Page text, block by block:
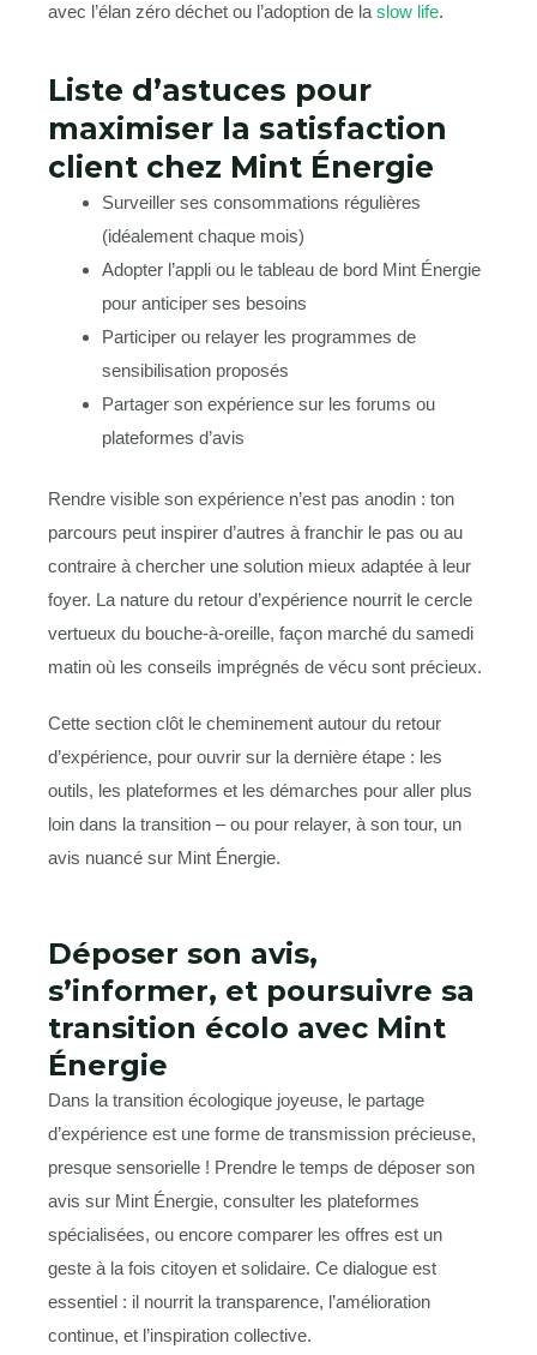
avec l’élan zéro déchet ou l’adoption de la slow life.
Liste d’astuces pour
maximiser la satisfaction
client chez Mint Énergie
Surveiller ses consommations régulières
(idéalement chaque mois)
Adopter l’appli ou le tableau de bord Mint Énergie
pour anticiper ses besoins
Participer ou relayer les programmes de
sensibilisation proposés
Partager son expérience sur les forums ou
plateformes d’avis
Rendre visible son expérience n’est pas anodin : ton
parcours peut inspirer d’autres à franchir le pas ou au
contraire à chercher une solution mieux adaptée à leur
foyer. La nature du retour d’expérience nourrit le cercle
vertueux du bouche-à-oreille, façon marché du samedi
matin où les conseils imprégnés de vécu sont précieux.
Cette section clôt le cheminement autour du retour
d’expérience, pour ouvrir sur la dernière étape : les
outils, les plateformes et les démarches pour aller plus
loin dans la transition – ou pour relayer, à son tour, un
avis nuancé sur Mint Énergie.
Déposer son avis,
s’informer, et poursuivre sa
transition écolo avec Mint
Énergie
Dans la transition écologique joyeuse, le partage
d’expérience est une forme de transmission précieuse,
presque sensorielle ! Prendre le temps de déposer son
avis sur Mint Énergie, consulter les plateformes
spécialisées, ou encore comparer les offres est un
geste à la fois citoyen et solidaire. Ce dialogue est
essentiel : il nourrit la transparence, l’amélioration
continue, et l’inspiration collective.